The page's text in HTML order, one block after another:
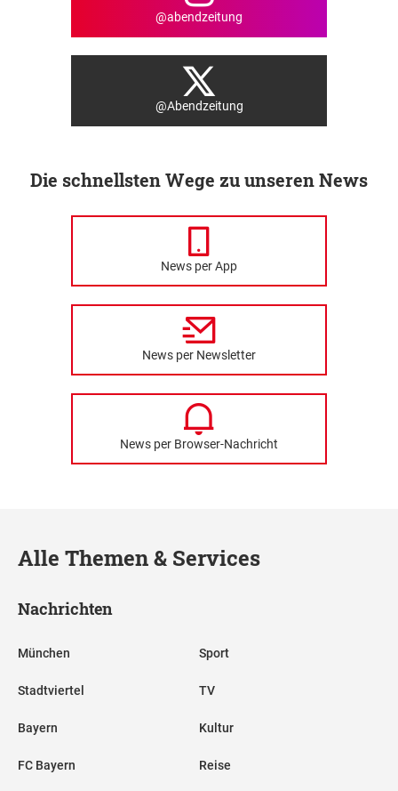
@abendzeitung
@Abendzeitung
Die schnellsten Wege zu unseren News
News per App
News per Newsletter
News per Browser-Nachricht
Alle Themen & Services
Nachrichten
München
Stadtviertel
Bayern
FC Bayern
Sport
TV
Kultur
Reise